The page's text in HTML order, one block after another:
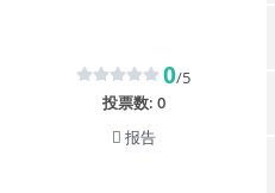
0/5
投票数: 0
报告